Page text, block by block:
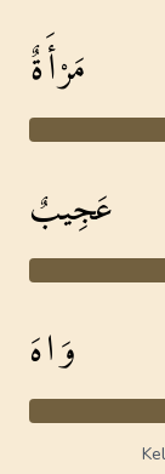
مَرْأَةٌ
عَجِيبٌ
وَاهَ